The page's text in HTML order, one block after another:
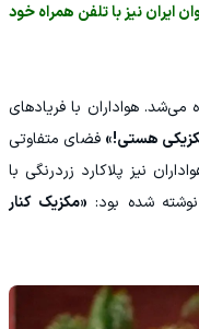
ایران نیز با تلفن همراه خود
هواداران با فریادهای
مکزیکی هستی!» فضای متفاوتی
نیز پلاکارد زردرنگی با
شده بود: «مکزیک کنار